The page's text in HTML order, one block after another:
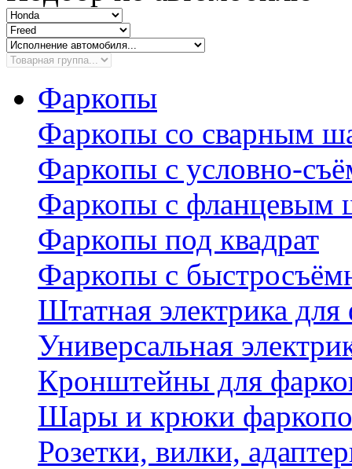
Фаркопы
Фаркопы со сварным
Фаркопы с условно-
Фаркопы с фланцевым
Фаркопы под квадрат
Фаркопы с
Штатная электрика
Универсальная
Кронштейны для
Шары и крюки
Розетки, вилки,